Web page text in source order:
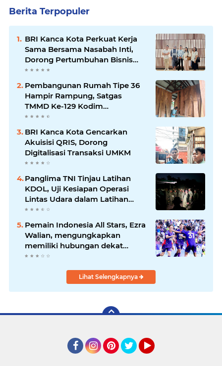
Berita Terpopuler
BRI Kanca Kota Perkuat Kerja
Sama Bersama Nasabah Inti,
Dorong Pertumbuhan Bisnis
Berkelanjutan
Pembangunan Rumah Tipe 36
Hampir Rampung, Satgas
TMMD Ke-129 Kodim
1807/Sorong Selatan Wujudkan
Hunian Layak bagi Warga
BRI Kanca Kota Gencarkan
Akuisisi QRIS, Dorong
Digitalisasi Transaksi UMKM
Panglima TNI Tinjau Latihan
KDOL, Uji Kesiapan Operasi
Lintas Udara dalam Latihan
Terintegrasi TNI 2026
Pemain Indonesia All Stars, Ezra
Walian, mengungkapkan
memiliki hubungan dekat
dengan keluarga bek Aston Villa
Lihat Selengkapnya